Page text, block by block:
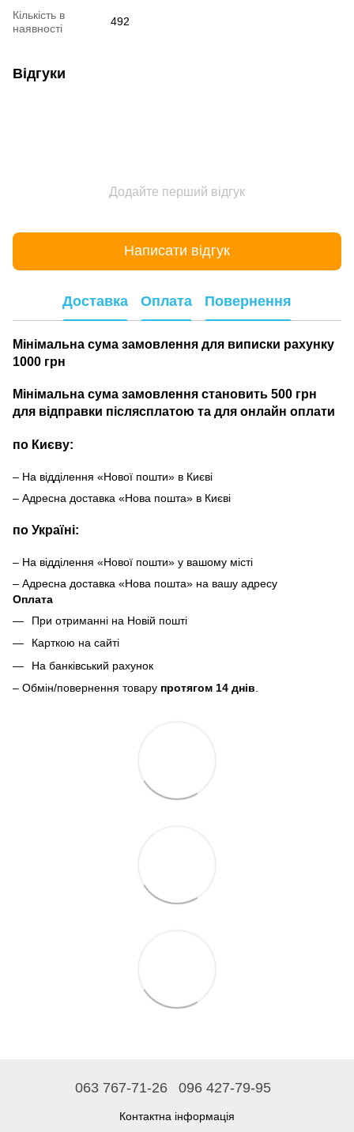
Кількість в
наявності
492
Відгуки
Додайте перший відгук
Написати відгук
Доставка Оплата Повернення
Мінімальна сума замовлення для виписки рахунку
1000 грн
Мінімальна сума замовлення становить 500 грн
для відправки післясплатою та для онлайн оплати
по Києву:
– На відділення «Нової пошти» в Києві
– Адресна доставка «Нова пошта» в Києві
по Україні:
– На відділення «Нової пошти» у вашому місті
– Адресна доставка «Нова пошта» на вашу адресу
Оплата
При отриманні на Новій пошті
Карткою на сайті
На банківський рахунок
– Обмін/повернення товару протягом 14 днів
063 767-71-26 096 427-79-95
Контактна інформація